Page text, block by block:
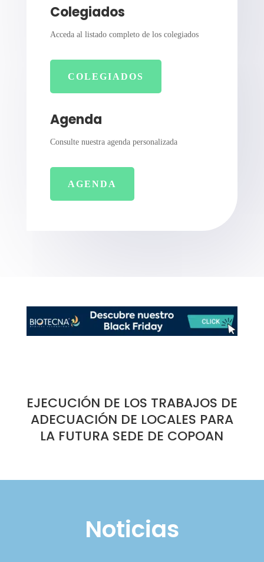
Colegiados
Acceda al listado completo de los colegiados
COLEGIADOS
Agenda
Consulte nuestra agenda personalizada
AGENDA
EJECUCIÓN DE LOS TRABAJOS DE
ADECUACIÓN DE LOCALES PARA
LA FUTURA SEDE DE COPOAN
Noticias